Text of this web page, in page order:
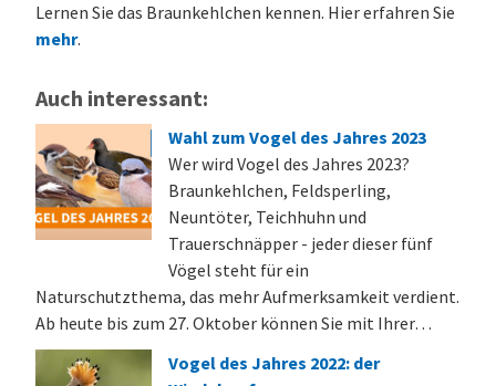
Lernen Sie das Braunkehlchen kennen. Hier erfahren Sie
mehr.
Auch interessant:
Wahl zum Vogel des Jahres 2023
Wer wird Vogel des Jahres 2023?
Braunkehlchen, Feldsperling,
Neuntöter, Teichhuhn und
Trauerschnäpper - jeder dieser fünf
Vögel steht für ein
Naturschutzthema, das mehr Aufmerksamkeit verdient.
Ab heute bis zum 27. Oktober können Sie mit Ihrer…
Vogel des Jahres 2022: der